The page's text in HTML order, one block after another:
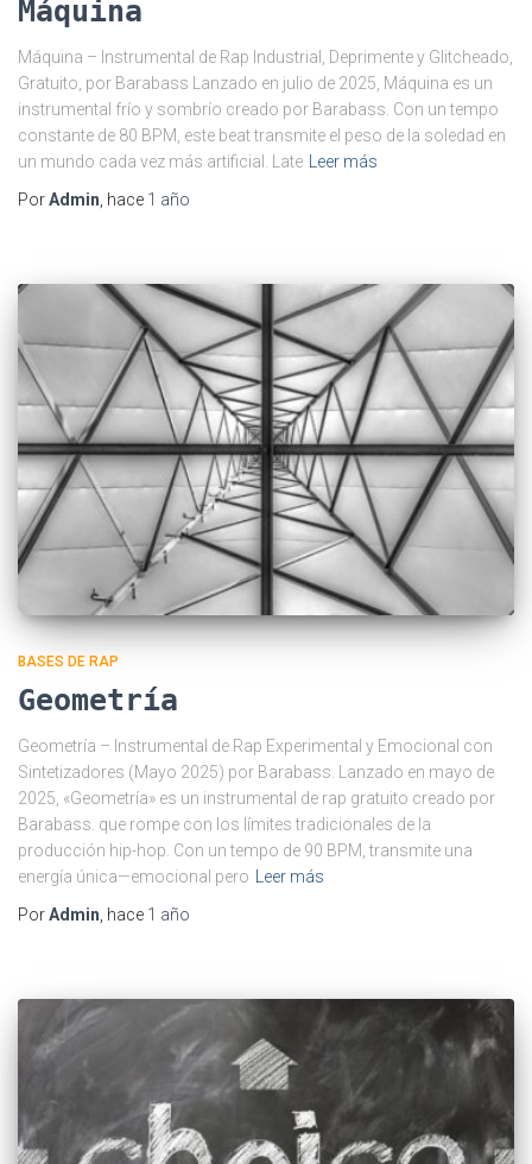
Máquina
Máquina – Instrumental de Rap Industrial, Deprimente y Glitcheado,
Gratuito, por Barabass Lanzado en julio de 2025, Máquina es un
instrumental frío y sombrío creado por Barabass. Con un tempo
constante de 80 BPM, este beat transmite el peso de la soledad en
un mundo cada vez más artificial. Late
Leer más
PorAdmin , hace 1 año
BASES DE RAP
Geometría
Geometría – Instrumental de Rap Experimental y Emocional con
Sintetizadores (Mayo 2025) por Barabass. Lanzado en mayo de
2025, «Geometría» es un instrumental de rap gratuito creado por
Barabass. que rompe con los límites tradicionales de la
producción hip-hop. Con un tempo de 90 BPM, transmite una
energía única—emocional pero
Leer más
PorAdmin , hace 1 año